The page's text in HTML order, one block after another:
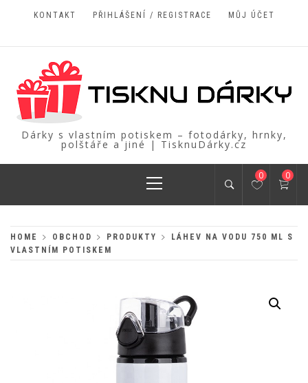
KONTAKT PŘIHLÁŠENÍ / REGISTRACE MŮJ ÚČET
Dárky s vlastním potiskem – fotodárky, hrnky,
polštáře a jiné | TisknuDárky.cz
Menu
0 0
HOME OBCHOD PRODUKTY
LÁHEV NA VODU 750 ML S
VLASTNÍM POTISKEM